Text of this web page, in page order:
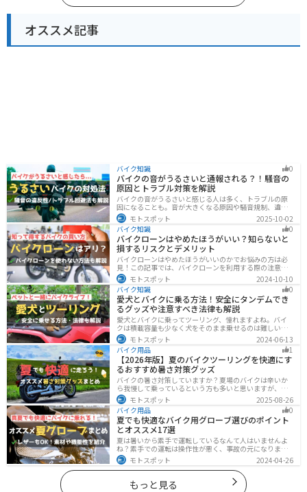
オススメ記事
バイク知識 0
バイクの音がうるさいと通報される？！騒音の
原因とトラブル対策を解説
バイクの音がうるさいと感じる人は多く、トラブルの原
因になることも。音が大きくなる原因や騒音規制、違反
になるケースを解説し、ライダーができるマナーや配慮
の方法、さらには他人のバイクが迷惑なときの正しい対
処法まで紹介します。バイク好きも、周囲の騒音に悩む
人も必見の内容です。
モトスポット
2025-10-02
バイク知識
0
バイクローンはやめたほうがいい？知らないと
損するリスクとデメリット
バイクローンはやめたほうがいいのかでお悩みの方は必
見！この記事では、バイクローンを利用する際の注意点
や失敗しない選び方を解説しています。実は、バイクロ
ーンの選び方にはコツがあります。この記事を読めば、
自分に合った賢い選択をすることが可能です。
モトスポット
2024-10-10
バイク知識
0
愛犬とバイクに乗る方法！安全にタンデムでき
るグッズや注意すべき法律も解説
愛犬とバイクに乗ってツーリング、憧れますよね。バイ
クは積載容量も少なく犬をそのまま乗せるのは難しいで
すが、専用アイテムを使えば実現できます。この記事で
は、安全に楽しむために必要な知識やグッズをまとめま
した。しっかりと準備して愛犬とバイクライフを満喫し
ましょう！
モトスポット
2024-06-13
バイク用品
1
【2026年版】夏のバイクツーリングを快適にす
るおすすめ暑さ対策グッズ
バイクの暑さ対策していますか？夏場のバイクは辛いか
ら我慢して乗っているという方も多いと思いますが、し
っかりと暑さ対策をすれば夏場でも快適にバイクに乗る
ことができます！この記事では、夏場のバイク暑さ対策
の基本と暑さ対策グッズを紹介します！
モトスポット
2025-08-26
バイク用品
0
夏でも快適なバイク用グローブ選びのポイント
とオススメ17選
夏は暑いから素手で運転しているなんて人はいませんよ
ね？素手での運転は操作性が悪く、事故の元になりま
す。直射日光が当たり日焼けで余計に暑くなります。夏に
は夏用グローブを使うことで、素手より涼しく快適にバ
イクに乗ることができるので是非使いましょう。
モトスポット 2024-04-26
もっと見る